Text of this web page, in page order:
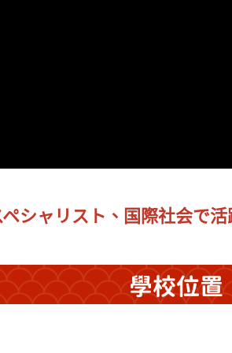
シャリスト、国際社会で